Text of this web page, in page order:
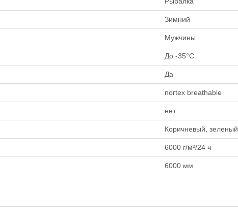
Зимний
Мужчины
До -35°C
Да
nortex breathable
нет
Коричневый, зеленый
6000 г/м²/24 ч
6000 мм